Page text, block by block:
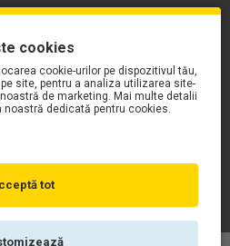
cookies
cookie-urilor pe dispozitivul tău,
site, pentru a analiza utilizarea site-
de marketing. Mai multe detalii
noastră dedicată pentru cookies.
tot